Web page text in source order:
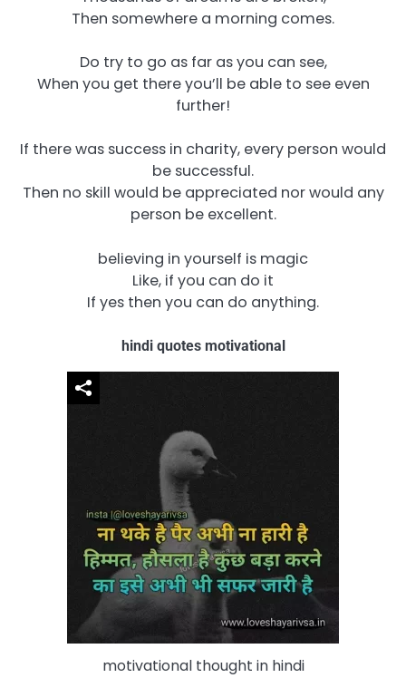
Then somewhere a morning comes.
Do try to go as far as you can see,
When you get there you’ll be able to see even
further!
If there was success in charity, every person would
be successful.
Then no skill would be appreciated nor would any
person be excellent.
believing in yourself is magic
Like, if you can do it
If yes then you can do anything.
hindi quotes motivational
motivational thought in hindi